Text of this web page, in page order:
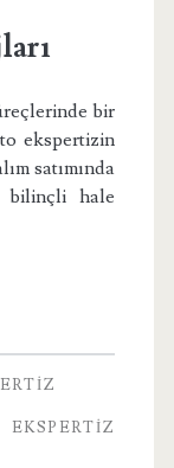
bir
ekspertizin
satımında
bilinçli hale